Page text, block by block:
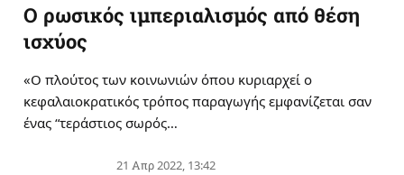
Ο ρωσικός ιμπεριαλισμός από θέση
ισχύος
«Ο πλούτος των κοινωνιών όπου κυριαρχεί ο
κεφαλαιοκρατικός τρόπος παραγωγής εμφανίζεται σαν
ένας “τεράστιος σωρός…
21 Απρ 2022, 13:42